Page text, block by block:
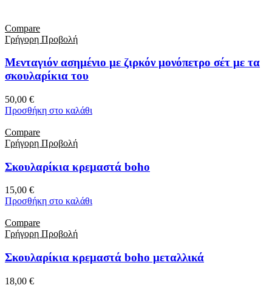
Compare
Γρήγορη Προβολή
Μενταγιόν ασημένιο με ζιρκόν μονόπετρο σέτ με τα
σκουλαρίκια του
50,00 €
Προσθήκη στο καλάθι
Compare
Γρήγορη Προβολή
Σκουλαρίκια κρεμαστά boho
15,00 €
Προσθήκη στο καλάθι
Compare
Γρήγορη Προβολή
Σκουλαρίκια κρεμαστά boho μεταλλικά
18,00 €